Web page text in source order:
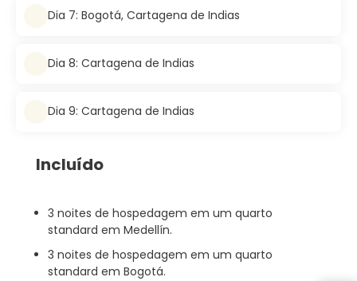
Dia 7: Bogotá, Cartagena de Indias
Dia 8: Cartagena de Indias
Dia 9: Cartagena de Indias
Incluído
3 noites de hospedagem em um quarto
standard em Medellín.
3 noites de hospedagem em um quarto
standard em Bogotá.